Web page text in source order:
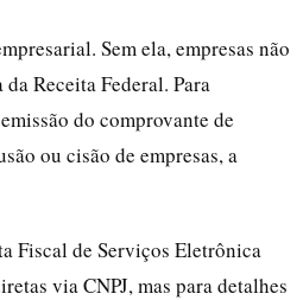
Sem ela, empresas não
Receita Federal. Para
do comprovante de
ou cisão de empresas, a
Fiscal de Serviços Eletrônica
via CNPJ, mas para detalhes